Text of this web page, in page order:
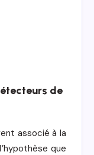
de
associé à la
que